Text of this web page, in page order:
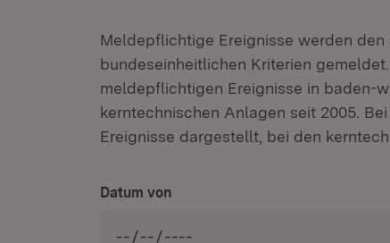
Meldepflichtige Ereignisse werden
bundeseinheitlichen Kriterien
meldepflichtigen Ereignisse in baden-
kerntechnischen Anlagen seit 2005.
Ereignisse dargestellt, bei den
Datum von